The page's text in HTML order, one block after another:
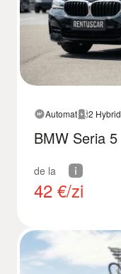
Automat 2 Hybrid
BMW Seria 5
de la
42 €/zi